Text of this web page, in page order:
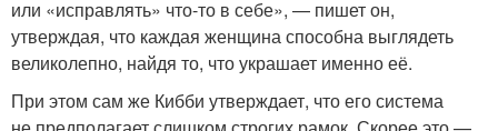
или «исправлять» что-то в себе», — пишет он,
утверждая, что каждая женщина способна выглядеть
великолепно, найдя то, что украшает именно её.
При этом сам же Кибби утверждает, что его система